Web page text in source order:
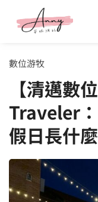
數位游牧
【清邁數
Traveler
假日長什